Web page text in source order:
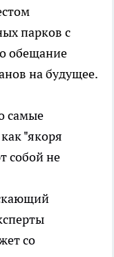
парков с
обещание
на будущее.
самые
"якоря
собой не
со